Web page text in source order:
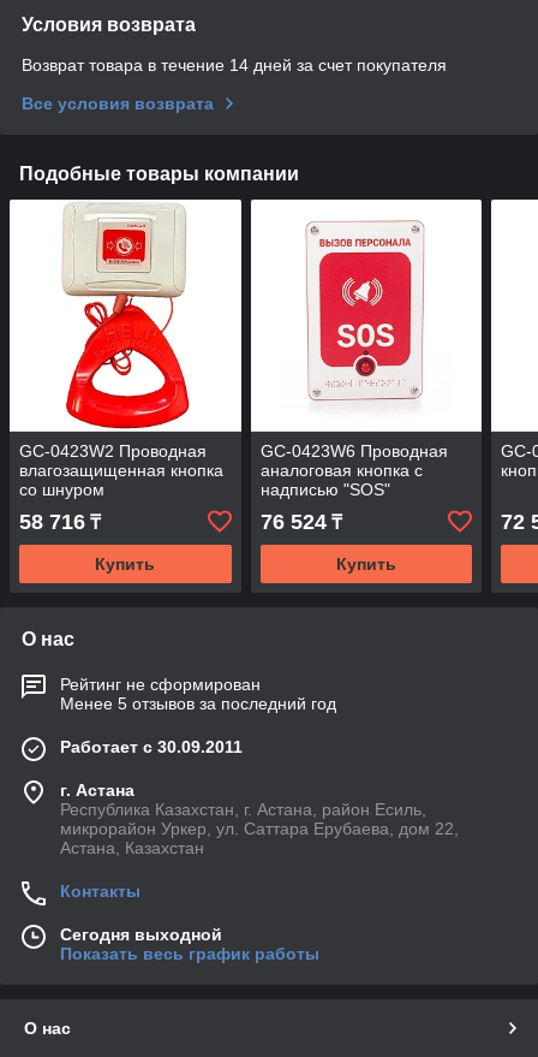
Условия возврата
Возврат товара в течение 14 дней за счет покупателя
Все условия возврата
Подобные товары компании
GC-0423W2 Проводная
влагозащищенная кнопка
со шнуром
58 716 ₸
Купить
GC-0423W6 Проводная
аналоговая кнопка с
надписью "SOS"
76 524₸
Купить
GC-
72
О нас
Рейтинг не сформирован
Менее 5 отзывов за последний год
Работает с 30.09.2011
г. Астана
Республика Казахстан, г. Астана, район Есиль,
микрорайон Уркер, ул. Саттара Ерубаева, дом 22,
Астана, Казахстан
Контакты
Сегодня выходной
Показать весь график работы
О нас